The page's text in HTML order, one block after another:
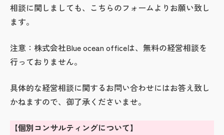
相談に関しましても、こちらのフォームよりお願い致し
ます。
注意：株式会社Blue ocean officeは、無料の経営相談を
行っておりません。
具体的な経営相談に関するお問い合わせにはお答え致し
かねますので、御了承くださいませ。
【個別コンサルティングについて】